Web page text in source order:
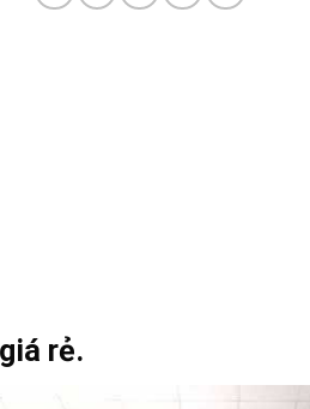
rẻ.